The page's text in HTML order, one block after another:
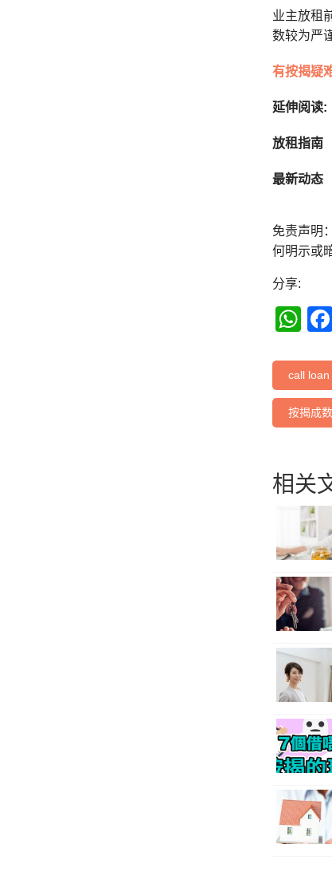
业主放租
数较为严
有按揭疑
延伸阅读:
放租指
最新动
免责声明
何明示或
分享:
call loan
按揭成数
相关